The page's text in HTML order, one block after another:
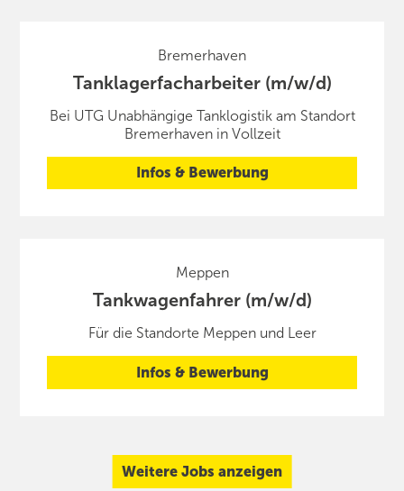
Bremerhaven
Tanklagerfacharbeiter (m/w/d)
Bei UTG Unabhängige Tanklogistik am Standort
Bremerhaven in Vollzeit
Infos & Bewerbung
Meppen
Tankwagenfahrer (m/w/d)
Für die Standorte Meppen und Leer
Infos & Bewerbung
Weitere Jobs anzeigen